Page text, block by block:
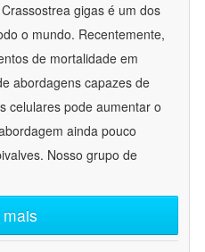
gigas é um dos
o mundo. Recentemente,
de mortalidade em
abordagens capazes de
celulares pode aumentar o
ainda pouco
Nosso grupo de